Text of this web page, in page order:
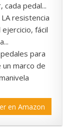
cada pedal...
LA resistencia
fácil
para
marco de
en Amazon